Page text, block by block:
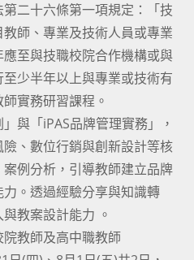
二十六條第一項規定：「技
師、專業及技術人員或專業
至與技職校院合作機構或與
少半年以上與專業或技術有
實務研習課程。
與「iPAS品牌管理實務」，
、數位行銷與創新設計等核
例分析，引導教師建立品牌
。透過經驗分享與知識轉
教案設計能力 。
教師及高中職教師